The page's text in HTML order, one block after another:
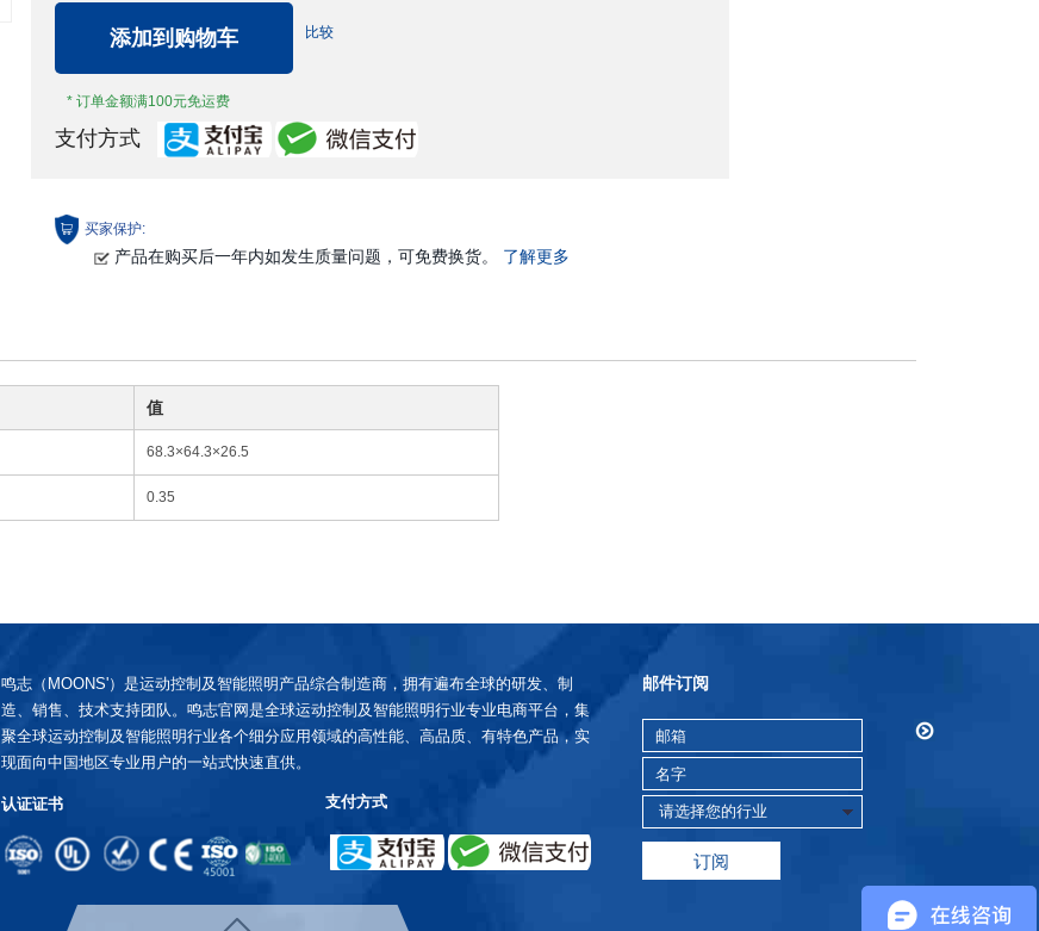
添加到购物车
* 订单金额满100元免运费
比较
支付方式
买家保护:
产品在购买后一年内如发生质量问题，可免费换货。 了解更多
值
68.3×64.3×26.5
0.35
鸣志（MOONS'）是运动控制及智能照明产品综合制造商，拥有遍布全球的研发、制
造、销售、技术支持团队。鸣志官网是全球运动控制及智能照明行业专业电商平台，集
聚全球运动控制及智能照明行业各个细分应用领域的高性能、高品质、有特色产品，实
现面向中国地区专业用户的一站式快速直供。
认证证书 支付方式
邮件订阅
订阅